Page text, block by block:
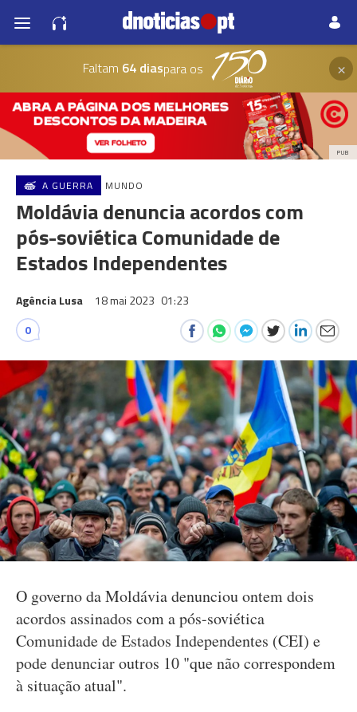
Faltam 64 diaspara os ×
PUB
A GUERRA MUNDO
Moldávia denuncia acordos com
pós-soviética Comunidade de
Estados Independentes
Agência Lusa 18 mai 2023 01:23
0
O governo da Moldávia denunciou ontem dois
acordos assinados com a pós-soviética
Comunidade de Estados Independentes (CEI) e
pode denunciar outros 10 "que não correspondem
à situação atual".